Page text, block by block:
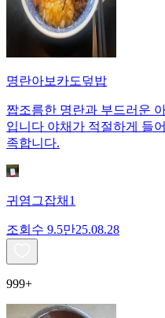
명란아보카도덮밥
짭조름한 명란과 부드러운
입니다 야채가 적절하게 들
족합니다.
귀염그잡채1
조회수 9.5만25.08.28
999+